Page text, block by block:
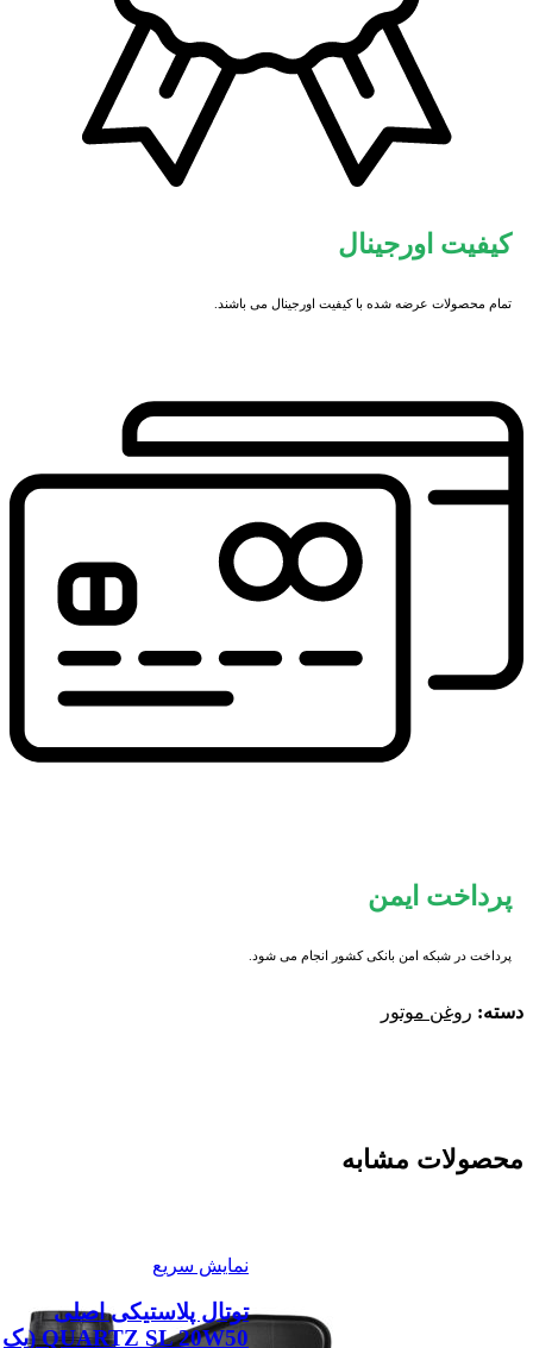
کیفیت اورجینال
تمام محصولات عرضه شده با کیفیت اورجینال می باشند.
پرداخت ایمن
پرداخت در شبکه امن بانکی کشور انجام می شود.
دسته: روغن موتور
محصولات مشابه
نمایش سریع
توتال پلاستیکی اصلی
QUARTZ SL 20W50 (یک